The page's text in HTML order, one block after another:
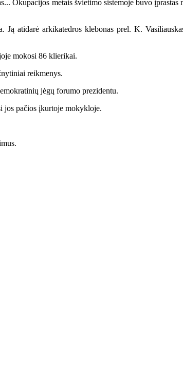
metais švietimo sistemoje buvo įprastas
atidarė arkikatedros klebonas prel. K.
mokosi 86 klierikai.
reikmenys.
jėgų forumo prezidentu.
jos pačios įkurtoje mokykloje.